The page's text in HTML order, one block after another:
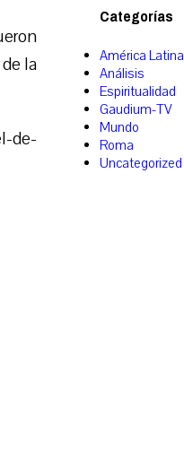
la
de-
Categorías
América Latina
Análisis
Espiritualidad
Gaudium-TV
Mundo
Roma
Uncategorized